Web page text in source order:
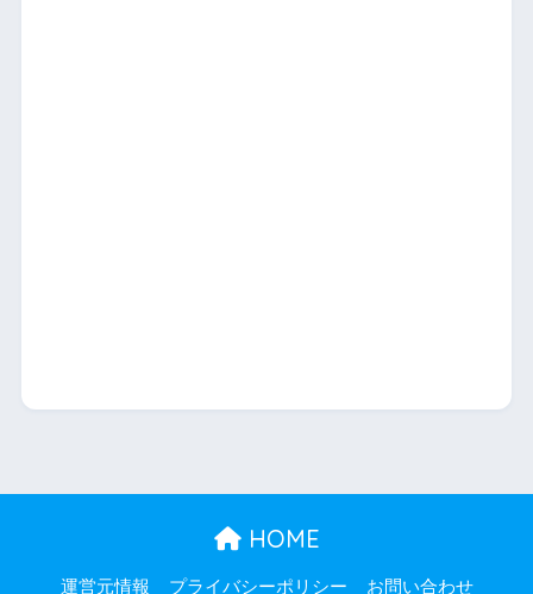
HOME
運営元情報 プライバシーポリシー お問い合わせ